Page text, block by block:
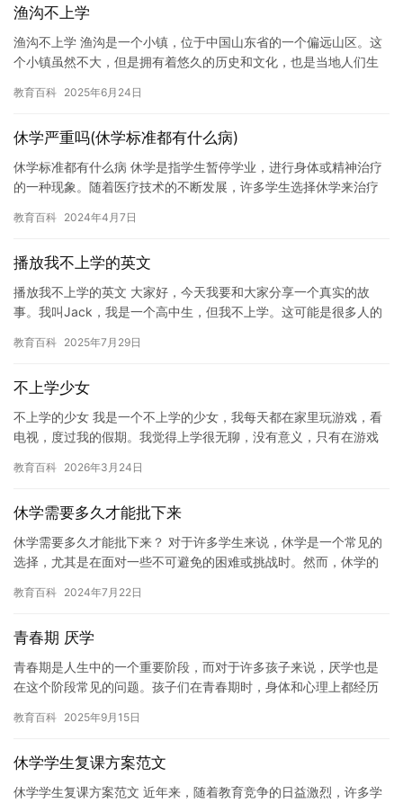
渔沟不上学
渔沟不上学 渔沟是一个小镇，位于中国山东省的一个偏远山区。这
个小镇虽然不大，但是拥有着悠久的历史和文化，也是当地人们生
有些…
教育百科 2025年6月24日
休学严重吗(休学标准都有什么病)
休学标准都有什么病 休学是指学生暂停学业，进行身体或精神治疗
的一种现象。随着医疗技术的不断发展，许多学生选择休学来治疗
这取…
教育百科 2024年4月7日
播放我不上学的英文
播放我不上学的英文 大家好，今天我要和大家分享一个真实的故
事。我叫Jack，我是一个高中生，但我不上学。这可能是很多人的
校…
教育百科 2025年7月29日
不上学少女
不上学的少女 我是一个不上学的少女，我每天都在家里玩游戏，看
电视，度过我的假期。我觉得上学很无聊，没有意义，只有在游戏
们…
教育百科 2026年3月24日
休学需要多久才能批下来
休学需要多久才能批下来？ 对于许多学生来说，休学是一个常见的
选择，尤其是在面对一些不可避免的困难或挑战时。然而，休学的
要多…
教育百科 2024年7月22日
青春期 厌学
青春期是人生中的一个重要阶段，而对于许多孩子来说，厌学也是
在这个阶段常见的问题。孩子们在青春期时，身体和心理上都经历
响。 青…
教育百科 2025年9月15日
休学学生复课方案范文
休学学生复课方案范文 近年来，随着教育竞争的日益激烈，许多学